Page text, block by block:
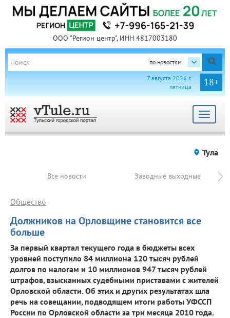
ООО "Регион центр", ИНН 4817003180
по новостям
18+
7 августа 2026 г.
пятница
Toggle
Тула
Все новости Заводные выходные
Должников на Орловщине становится все
больше
Общество
За первый квартал текущего года в бюджеты всех
уровней поступило 84 миллиона 120 тысяч рублей
долгов по налогам и 10 миллионов 947 тысяч рублей
штрафов, взысканных судебными приставами с жителей
Орловской области. Об этих и других результатах шла
речь на совещании, подводящем итоги работы УФССП
России по Орловской области за три месяца 2010 года.